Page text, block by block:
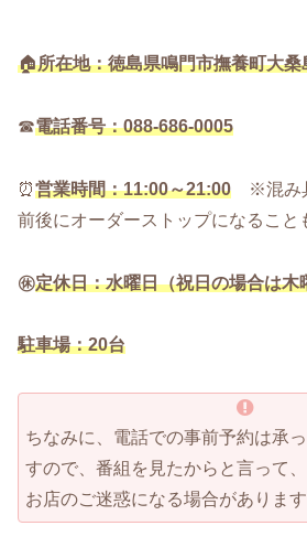
🏠所在地：徳島県鳴門市撫養町大
☎電話番号：088-686-0005
⏰営業時間：11:00～21:00 ※混み
前後にオーダーストップになること
㊡定休日：水曜日（祝日の場合は木
駐車場：20台
ちなみに、電話での事前予約は承
すので、番組を見たからと言って
お店のご迷惑になる場合があります